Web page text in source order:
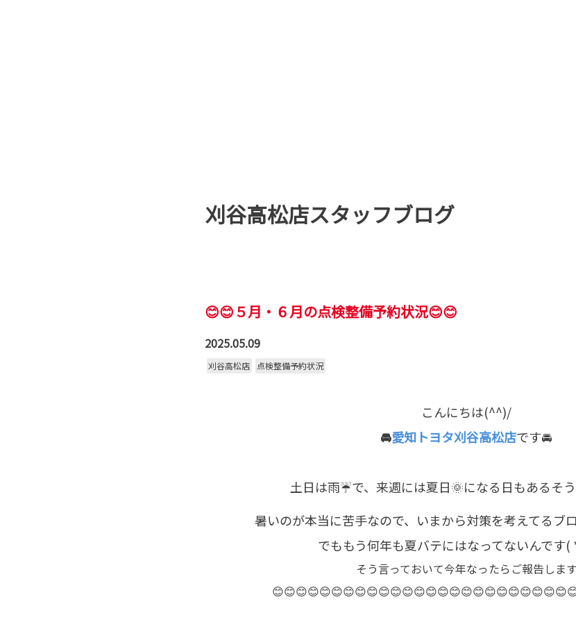
刈谷高松店スタッフブログ
😊😊５月・６月の点検整備予約状況😊😊
2025.05.09
刈谷高松店 点検整備予約状況
こんにちは(^^)/
🚘愛知トヨタ刈谷高松店です🚘
土日は雨☔で、来週には夏日🌞になる日もあるそ
暑いのが本当に苦手なので、いまから対策を考えてるブ
でももう何年も夏バテにはなってないんです(
そう言っておいて今年なったらご報告します